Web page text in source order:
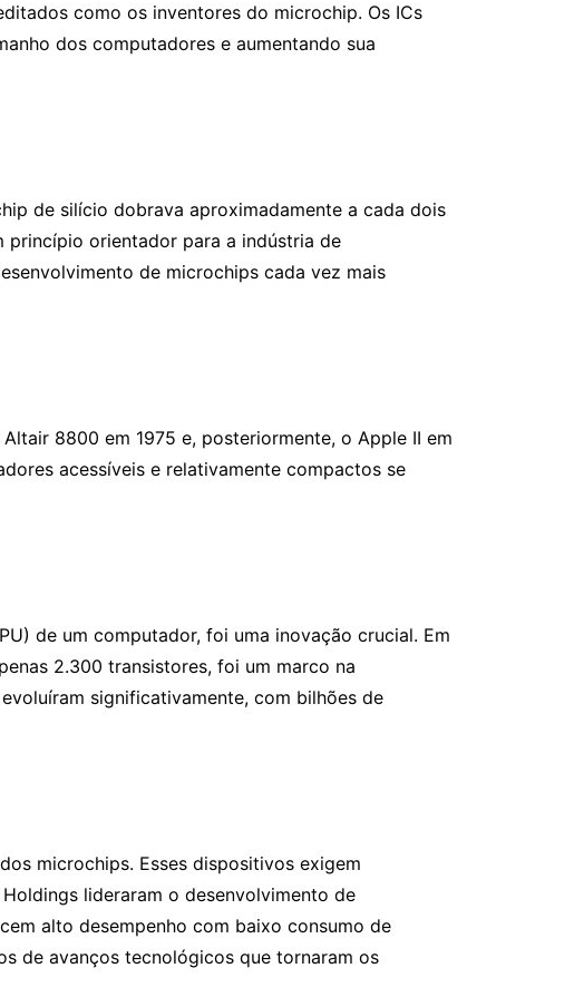
como os inventores do microchip. Os ICs
dos computadores e aumentando sua
de silício dobrava aproximadamente a cada dois
princípio orientador para a indústria de
de microchips cada vez mais
8800 em 1975 e, posteriormente, o Apple II em
acessíveis e relativamente compactos se
de um computador, foi uma inovação crucial. Em
2.300 transistores, foi um marco na
significativamente, com bilhões de
microchips. Esses dispositivos exigem
lideraram o desenvolvimento de
alto desempenho com baixo consumo de
de avanços tecnológicos que tornaram os